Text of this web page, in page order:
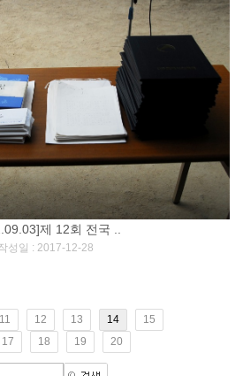
제 12회 전국 ..
성일 : 2017-12-28
11 12 13 14
15
17 18 19 20